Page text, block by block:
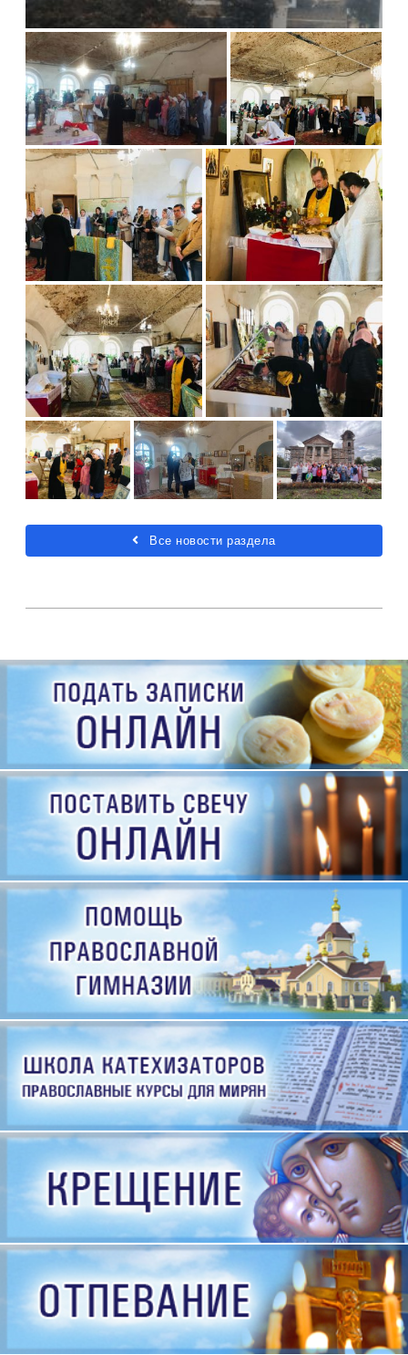
Все новости раздела